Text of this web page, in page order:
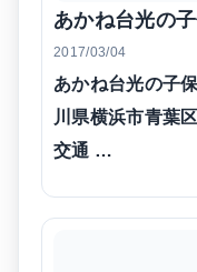
あかね台光の
2017/03/04
あかね台光の子
川県横浜市青葉
交通 …